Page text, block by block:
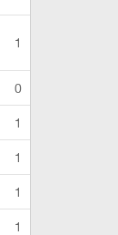
1
0
1
1
1
1